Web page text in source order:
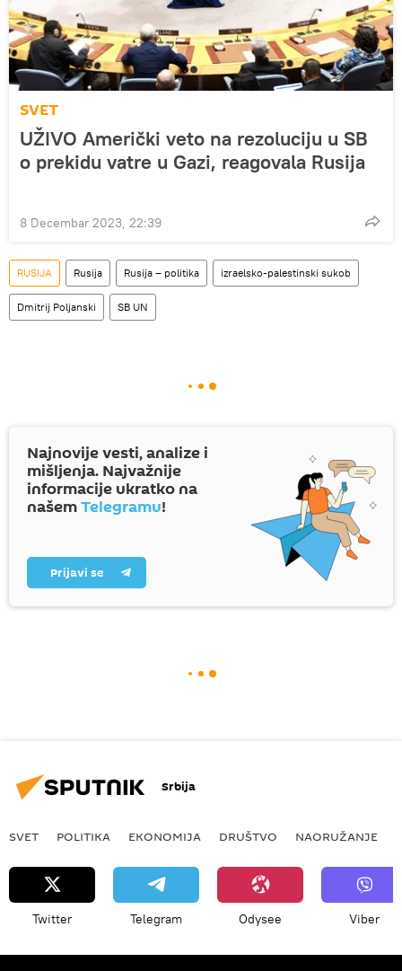
SVET
UŽIVO Američki veto na rezoluciju u SB
o prekidu vatre u Gazi, reagovala Rusija
8 Decembar 2023, 22:39
RUSIJA Rusija Rusija – politika izraelsko-palestinski sukob
Dmitrij Poljanski SB UN
Najnovije vesti, analize i
mišljenja. Najvažnije
informacije ukratko na
našemTelegramu!
Prijavi se
Srbija
SVET POLITIKA EKONOMIJA DRUŠTVO NAORUŽANJE
Twitter Telegram Odysee Viber